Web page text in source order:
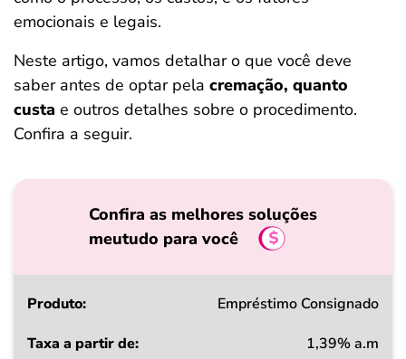
emocionais e legais.
Neste artigo, vamos detalhar o que você deve
saber antes de optar pela cremação, quanto
custa e outros detalhes sobre o procedimento.
Confira a seguir.
Confira as melhores soluções
meutudo para você
Produto
Empréstimo Consignado
1,39% a.m